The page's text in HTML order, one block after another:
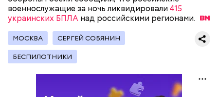
военнослужащие за ночь ликвидировали415
украинских БПЛА над российскими регионами.
МОСКВА СЕРГЕЙ СОБЯНИН
БЕСПИЛОТНИКИ
4 августатри человека пострадали
Вооруженных сил Украины на два муниципалитета
Белгородской области.